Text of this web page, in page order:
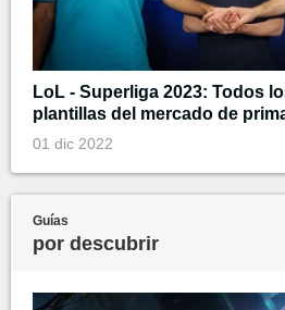
LoL - Superliga 2023: Todos
plantillas del mercado de
01 dic 2022
Guías
por descubrir